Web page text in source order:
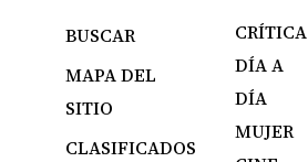
BUSCAR
MAPA DEL
SITIO
CLASIFICADOS
CRÍTICA
DÍA A
DÍA
MUJER